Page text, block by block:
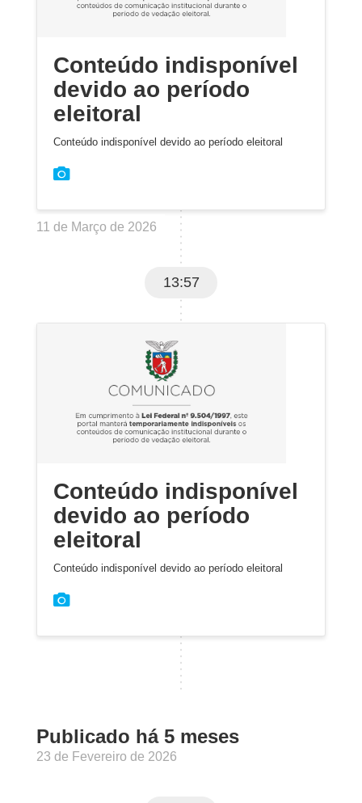
Conteúdo indisponível
devido ao período
eleitoral
Conteúdo indisponível devido ao período eleitoral
11 de Março de 2026
13:57
Conteúdo indisponível
devido ao período
eleitoral
Conteúdo indisponível devido ao período eleitoral
Publicado há 5 meses
23 de Fevereiro de 2026